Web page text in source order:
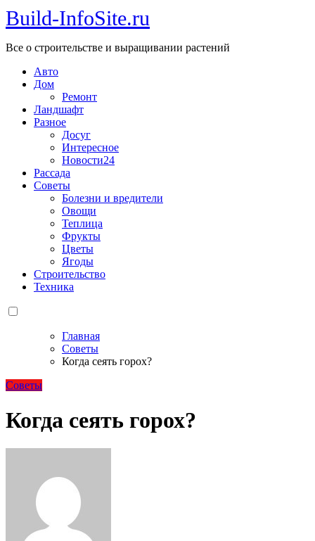
Build-InfoSite.ru
Все о строительстве и выращивании растений
Авто
Дом
Ремонт
Ландшафт
Разное
Досуг
Интересное
Новости24
Рассада
Советы
Болезни и вредители
Овощи
Теплица
Фрукты
Цветы
Ягоды
Строительство
Техника
Главная
Советы
Когда сеять горох?
Советы
Когда сеять горох?